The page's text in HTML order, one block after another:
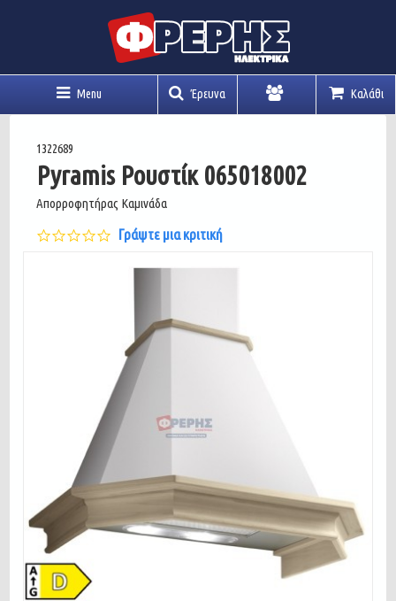
Menu Έρευνα Καλάθι
1322689
Pyramis Ρουστίκ 065018002
Απορροφητήρας Καμινάδα
0.0
star
rating
Γράψτε μια κριτική